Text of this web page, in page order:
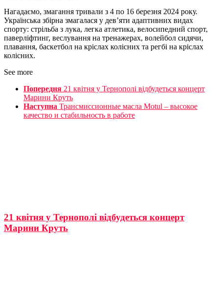
Нагадаємо, змагання тривали з 4 по 16 березня 2024 року.
Українська збірна змагалася у дев’яти адаптивних видах
спорту: стрільба з лука, легка атлетика, велосипедний спорт,
паверліфтинг, веслування на тренажерах, волейбол сидячи,
плавання, баскетбол на кріслах колісних та регбі на кріслах
колісних.
See more
Попередня 21 квітня у Тернополі відбудеться концерт
Марини Круть
Наступна Трансмиссионные масла Motul – высокое
качество и стабильность в работе
21 квітня у Тернополі відбудеться концерт
Марини Круть